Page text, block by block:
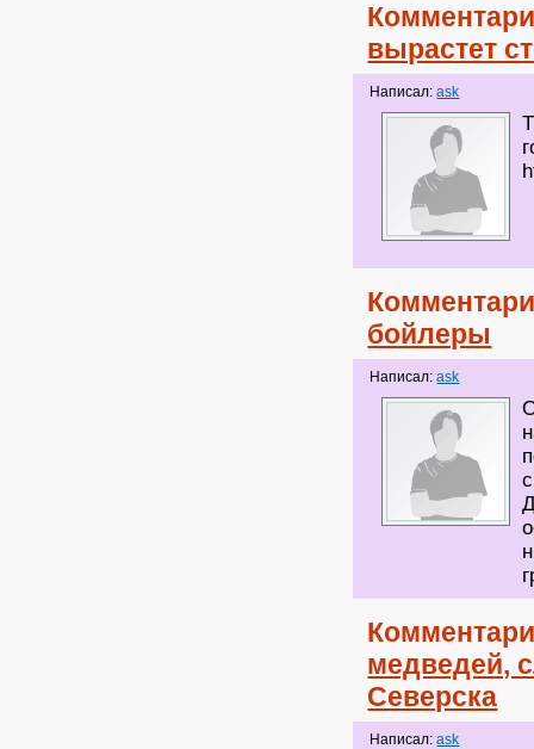
вырастет
Написал:ask
бойлеры
Написал:ask
медведей,
Северска
Написал:ask